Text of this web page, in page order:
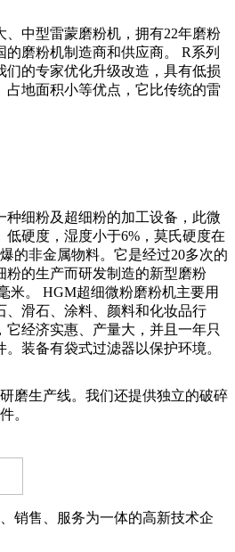
、中型雷蒙磨粉机，拥有22年磨粉
的磨粉机制造商和供应商。 R系列
们的专家优化升级改造，具有低损
占地面积小等优点，它比传统的雷
种细粉及超细粉的加工设备，此微
低硬度，湿度小于6%，莫氏硬度在
的非金属物料。它是经过20多次的
粉的生产而研发制造的新型磨粉
米。 HGM超细微粉磨粉机主要用
、滑石、涂料、颜料和化妆品行
它经济实惠、产量大，并且一年只
装备有袋式过滤器以保护环境。
磨生产线。我们还提供独立的破碎
。
销售、服务为一体的高新技术企